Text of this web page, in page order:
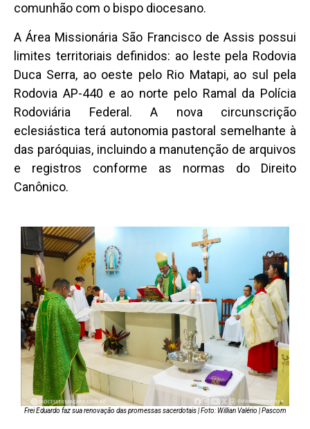
comunhão com o bispo diocesano.
A Área Missionária São Francisco de Assis possui
limites territoriais definidos: ao leste pela Rodovia
Duca Serra, ao oeste pelo Rio Matapi, ao sul pela
Rodovia AP-440 e ao norte pelo Ramal da Polícia
Rodoviária Federal. A nova circunscrição
eclesiástica terá autonomia pastoral semelhante à
das paróquias, incluindo a manutenção de arquivos
e registros conforme as normas do Direito
Canônico.
Frei Eduardo faz sua renovação das promessas sacerdotais | Foto: Willian Valério | Pascom